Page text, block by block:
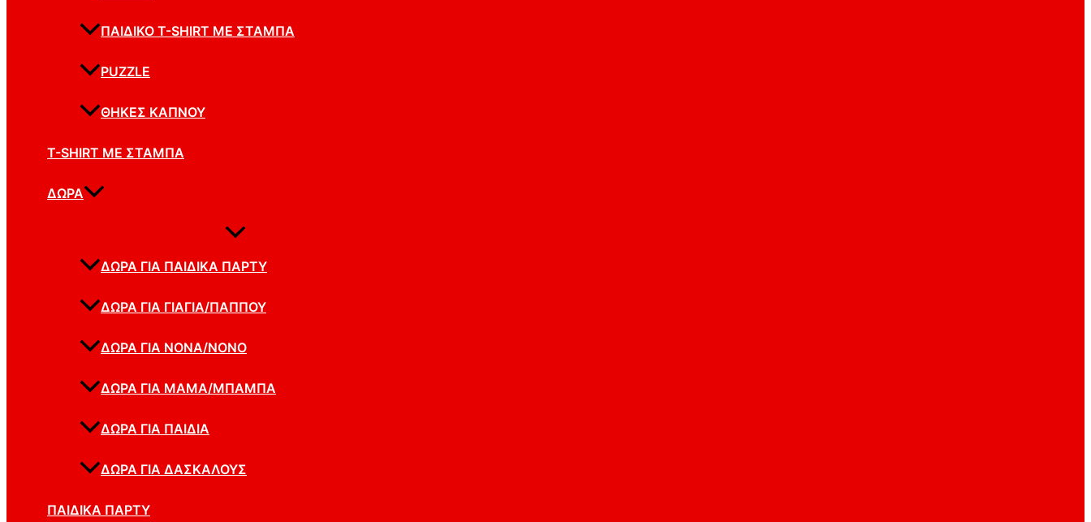
ΠΑΙΔΙΚΌ T-SHIRT ΜΕ ΣΤΆΜΠΑ
PUZZLE
ΘΉΚΕΣ ΚΑΠΝΟΎ
T-SHIRT ΜΕ ΣΤΆΜΠΑ
ΔΏΡΑ
ΔΏΡΑ ΓΙΑ ΠΑΙΔΙΚΆ ΠΆΡΤΥ
ΔΏΡΑ ΓΙΑ ΓΙΑΓΙΆ/ΠΑΠΠΟΎ
ΔΏΡΑ ΓΙΑ ΝΟΝΆ/ΝΟΝΌ
ΔΏΡΑ ΓΙΑ ΜΑΜΆ/ΜΠΑΜΠΆ
ΔΏΡΑ ΓΙΑ ΠΑΙΔΙΆ
ΔΏΡΑ ΓΙΑ ΔΑΣΚΆΛΟΥΣ
ΠΑΙΔΙΚΆ ΠΆΡΤΥ